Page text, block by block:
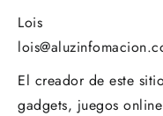
Lois
El creador de este
gadgets, juegos